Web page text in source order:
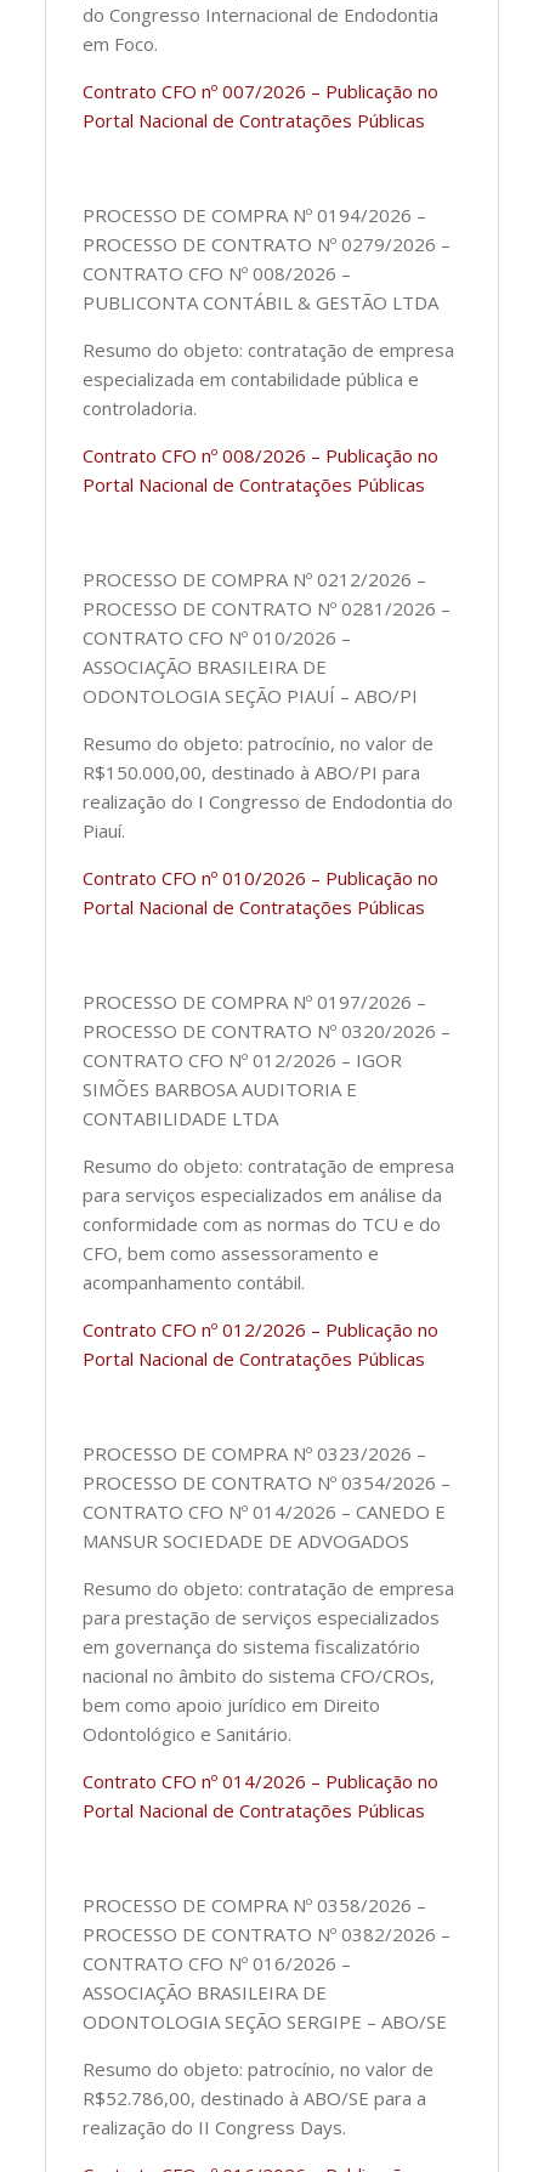
do Congresso Internacional de Endodontia
em Foco.
Contrato CFO nº 007/2026 – Publicação no
Portal Nacional de Contratações Públicas
PROCESSO DE COMPRA Nº 0194/2026 –
PROCESSO DE CONTRATO Nº 0279/2026 –
CONTRATO CFO Nº 008/2026 –
PUBLICONTA CONTÁBIL & GESTÃO LTDA
Resumo do objeto: contratação de empresa
especializada em contabilidade pública e
controladoria.
Contrato CFO nº 008/2026 – Publicação no
Portal Nacional de Contratações Públicas
PROCESSO DE COMPRA Nº 0212/2026 –
PROCESSO DE CONTRATO Nº 0281/2026 –
CONTRATO CFO Nº 010/2026 –
ASSOCIAÇÃO BRASILEIRA DE
ODONTOLOGIA SEÇÃO PIAUÍ – ABO/PI
Resumo do objeto: patrocínio, no valor de
R$150.000,00, destinado à ABO/PI para
realização do I Congresso de Endodontia do
Piauí.
Contrato CFO nº 010/2026 – Publicação no
Portal Nacional de Contratações Públicas
PROCESSO DE COMPRA Nº 0197/2026 –
PROCESSO DE CONTRATO Nº 0320/2026 –
CONTRATO CFO Nº 012/2026 – IGOR
SIMÕES BARBOSA AUDITORIA E
CONTABILIDADE LTDA
Resumo do objeto: contratação de empresa
para serviços especializados em análise da
conformidade com as normas do TCU e do
CFO, bem como assessoramento e
acompanhamento contábil.
Contrato CFO nº 012/2026 – Publicação no
Portal Nacional de Contratações Públicas
PROCESSO DE COMPRA Nº 0323/2026 –
PROCESSO DE CONTRATO Nº 0354/2026 –
CONTRATO CFO Nº 014/2026 – CANEDO E
MANSUR SOCIEDADE DE ADVOGADOS
Resumo do objeto: contratação de empresa
para prestação de serviços especializados
em governança do sistema fiscalizatório
nacional no âmbito do sistema CFO/CROs,
bem como apoio jurídico em Direito
Odontológico e Sanitário.
Contrato CFO nº 014/2026 – Publicação no
Portal Nacional de Contratações Públicas
PROCESSO DE COMPRA Nº 0358/2026 –
PROCESSO DE CONTRATO Nº 0382/2026 –
CONTRATO CFO Nº 016/2026 –
ASSOCIAÇÃO BRASILEIRA DE
ODONTOLOGIA SEÇÃO SERGIPE – ABO/SE
Resumo do objeto: patrocínio, no valor de
R$52.786,00, destinado à ABO/SE para a
realização do II Congress Days.